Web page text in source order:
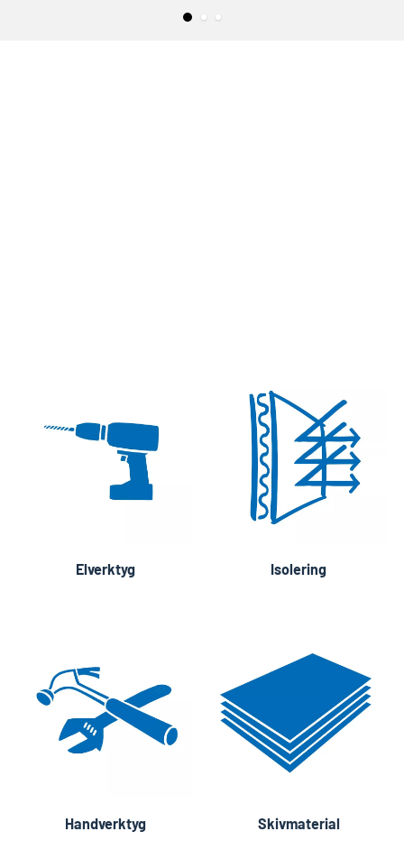
Elverktyg Isolering
Handverktyg Skivmaterial